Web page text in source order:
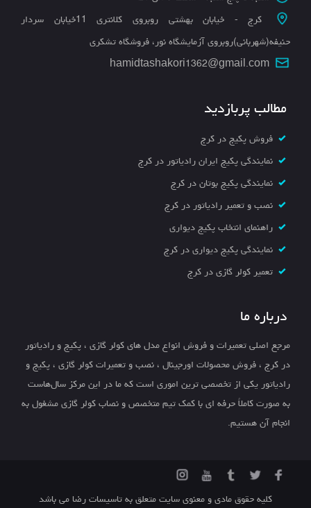
کرج - خیابان بهشتی روبروی کلانتری 11خیابان سردار
حنیفه(شهربانی)روبروی آزمایشگاه نور، فروشگاه تشکری
hamidtashakori1362@gmail.com
مطالب پربازدید
فروش پکیج در کرج
نمایندگی پکیج ایران رادیاتور در کرج
نمایندگی پکیج بوتان در کرج
نصب و تعمیر رادیاتور در کرج
راهنمای انتخاب پکیج دیواری
نمایندگی پکیج دیواری در کرج
تعمیر کولر گازی در کرج
درباره ما
مرجع اصلی تعمیرات و فروش انواع مدل های کولر گازی ، پکیج و رادیاتور
در کرج ، فروش محصولات اورجینال ، نصب و تعمیرات کولر گازی ، پکیج و
رادیاتور یکی از تخصصی ترین اموری است که ما در این مرکز سال‌هاست
به صورت کاملاً حرفه ای با کمک تیم متخصص و نصاب کولر گازی مشغول به
انجام آن هستیم.
کلیه حقوق مادی و معنوی سایت متعلق به تاسیسات رضا می باشد